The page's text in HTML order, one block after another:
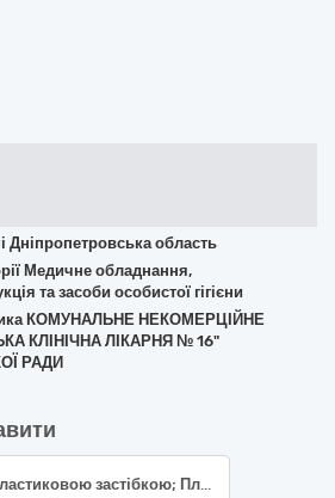
Дніпропетровська область
Медичне обладнання,
та засоби особистої гігієни
КОМУНАЛЬНЕ НЕКОМЕРЦІЙНЕ
КЛІНІЧНА ЛІКАРНЯ № 16"
РАДИ
Джгут венозний з пластиковою застібкою; Пластир нестерильний 500,0см x 5,0см котушка/рулон; Пластир стерильний 11,5см x 8,5см фіксуючий полімерна основа; Бинт фіксуючий еластичний, 8,0см x 5,0м, стрічковий, середня розтяжність; Пластир Хірургічний, Стерильний, Полімерна, 45 см, 66 см, Плівкова пов'язка